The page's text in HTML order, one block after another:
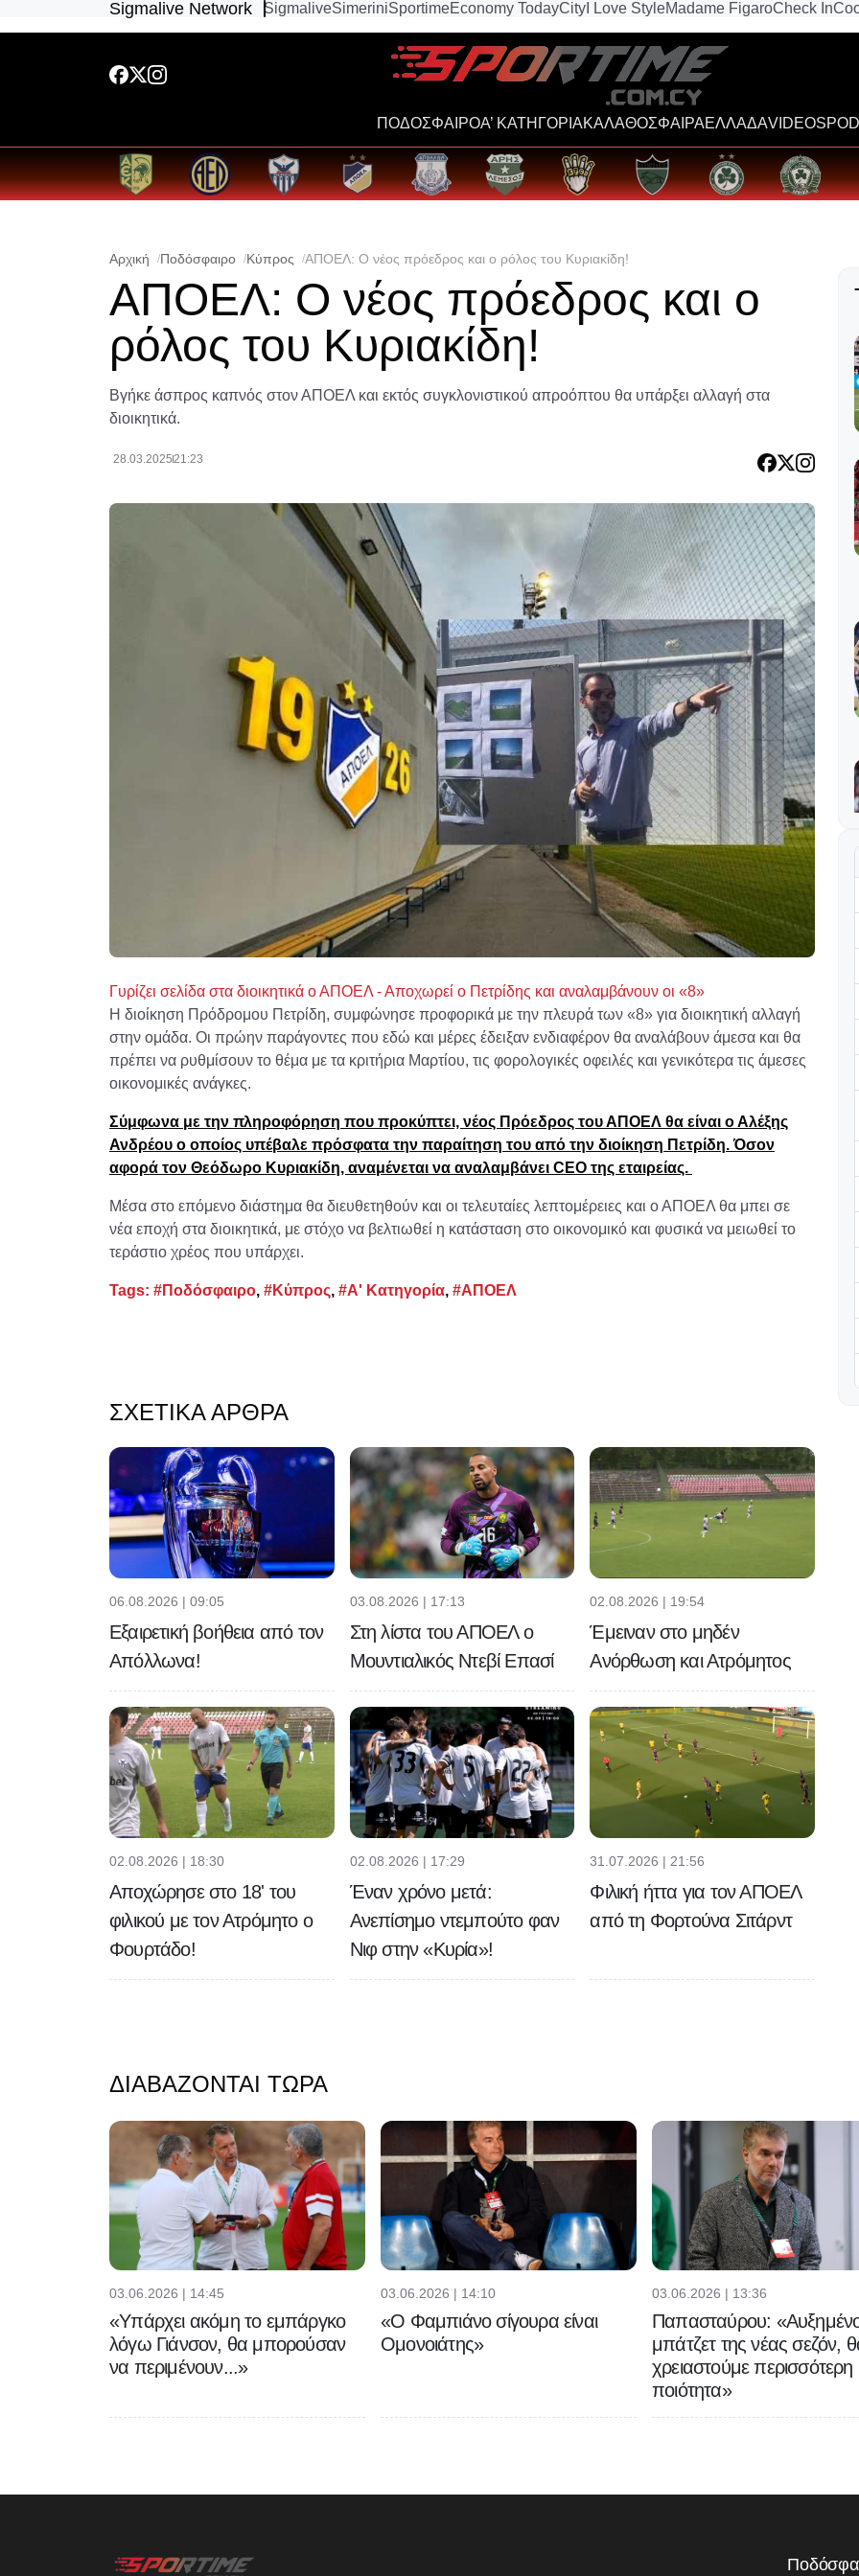
Sigmalive Network SigmaliveSimeriniSportimeEconomy TodayCity I Love StyleMadame FigaroCheck In
ΠΟΔΟΣΦΑΙΡΟΑ’ ΚΑΤΗΓΟΡΙΑΚΑΛΑΘΟΣΦΑΙΡΑΕΛΛΑΔΑVIDEOS
Αρχική Ποδόσφαιρο Κύπρος ΑΠΟΕΛ: Ο νέος πρόεδρος και ο ρόλος του Κυριακίδη!
ΑΠΟΕΛ: Ο νέος πρόεδρος και ο
ρόλος του Κυριακίδη!
Βγήκε άσπρος καπνός στον ΑΠΟΕΛ και εκτός συγκλονιστικού απροόπτου θα υπάρξει αλλαγή στα
διοικητικά.
28.03.202521:23
Γυρίζει σελίδα στα διοικητικά ο ΑΠΟΕΛ - Αποχωρεί ο Πετρίδης και αναλαμβάνουν οι «8»
Η διοίκηση Πρόδρομου Πετρίδη, συμφώνησε προφορικά με την πλευρά των «8» για διοικητική αλλαγή
στην ομάδα. Οι πρώην παράγοντες που εδώ και μέρες έδειξαν ενδιαφέρον θα αναλάβουν άμεσα και θα
πρέπει να ρυθμίσουν το θέμα με τα κριτήρια Μαρτίου, τις φορολογικές οφειλές και γενικότερα τις άμεσες
οικονομικές ανάγκες.
Σύμφωνα με την πληροφόρηση που προκύπτει, νέος Πρόεδρος του ΑΠΟΕΛ θα είναι ο Αλέξης
Ανδρέου ο οποίος υπέβαλε πρόσφατα την παραίτηση του από την διοίκηση Πετρίδη. Όσον
αφορά τον Θεόδωρο Κυριακίδη, αναμένεται να αναλαμβάνει CEO της εταιρείας.
Μέσα στο επόμενο διάστημα θα διευθετηθούν και οι τελευταίες λεπτομέρειες και ο ΑΠΟΕΛ θα μπει σε
νέα εποχή στα διοικητικά, με στόχο να βελτιωθεί η κατάσταση στο οικονομικό και φυσικά να μειωθεί το
τεράστιο χρέος που υπάρχει.
Tags: #Ποδόσφαιρο, #Κύπρος, #Α' Κατηγορία, #ΑΠΟΕΛ
ΣΧΕΤΙΚΆ ΆΡΘΡΑ
06.08.2026 | 09:05
Εξαιρετική βοήθεια από τον
Απόλλωνα!
03.08.2026 | 17:13
Στη λίστα του ΑΠΟΕΛ ο
Μουντιαλικός Ντεβί Επασί
02.08.2026 | 19:54
Έμειναν στο μηδέν
Ανόρθωση και Ατρόμητος
02.08.2026 | 18:30
Αποχώρησε στο 18' του
φιλικού με τον Ατρόμητο ο
Φουρτάδο!
02.08.2026 | 17:29
Έναν χρόνο μετά:
Ανεπίσημο ντεμπούτο φαν
Νιφ στην «Κυρία»!
31.07.2026 | 21:56
Φιλική ήττα για τον ΑΠΟΕΛ
από τη Φορτούνα Σιτάρντ
ΔΙΑΒΆΖΟΝΤΑΙ ΤΏΡΑ
03.06.2026 | 14:45
«Υπάρχει ακόμη το εμπάργκο
λόγω Γιάνσον, θα μπορούσαν
να περιμένουν...»
03.06.2026 | 14:10
«Ο Φαμπιάνο σίγουρα είναι
Ομονοιάτης»
03.06.2026 | 13:36
Παπασταύρου:
μπάτζετ της νέας σεζόν,
χρειαστούμε περισσότερη
ποιότητα»